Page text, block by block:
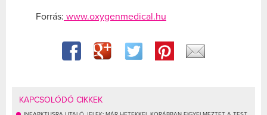
Forrás: www.oxygenmedical.hu
KAPCSOLÓDÓ CIKKEK